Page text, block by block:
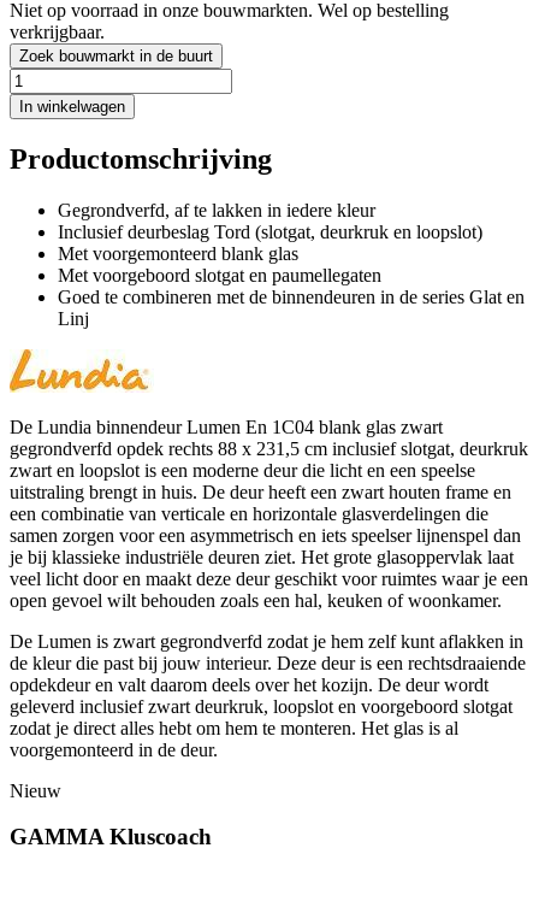
Niet op voorraad in onze bouwmarkten. Wel op bestelling
verkrijgbaar.
Zoek bouwmarkt in de buurt
In winkelwagen
Productomschrijving
Gegrondverfd, af te lakken in iedere kleur
Inclusief deurbeslag Tord (slotgat, deurkruk en loopslot)
Met voorgemonteerd blank glas
Met voorgeboord slotgat en paumellegaten
Goed te combineren met de binnendeuren in de series Glat en
Linj
De Lundia binnendeur Lumen En 1C04 blank glas zwart
gegrondverfd opdek rechts 88 x 231,5 cm inclusief slotgat, deurkruk
zwart en loopslot is een moderne deur die licht en een speelse
uitstraling brengt in huis. De deur heeft een zwart houten frame en
een combinatie van verticale en horizontale glasverdelingen die
samen zorgen voor een asymmetrisch en iets speelser lijnenspel dan
je bij klassieke industriële deuren ziet. Het grote glasoppervlak laat
veel licht door en maakt deze deur geschikt voor ruimtes waar je een
open gevoel wilt behouden zoals een hal, keuken of woonkamer.
De Lumen is zwart gegrondverfd zodat je hem zelf kunt aflakken in
de kleur die past bij jouw interieur. Deze deur is een rechtsdraaiende
opdekdeur en valt daarom deels over het kozijn. De deur wordt
geleverd inclusief zwart deurkruk, loopslot en voorgeboord slotgat
zodat je direct alles hebt om hem te monteren. Het glas is al
voorgemonteerd in de deur.
Nieuw
GAMMA Kluscoach